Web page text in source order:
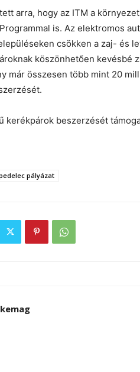
arra, hogy az ITM a
is. Az elektromos
csökken a zaj- és
köszönhetően kevésbé
már összesen több mint 20
kerékpárok beszerzését
pályázat